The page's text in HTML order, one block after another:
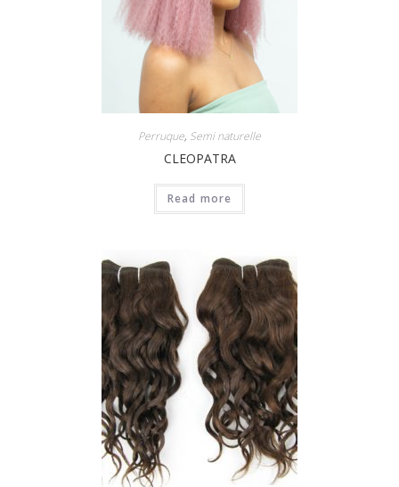
Perruque, Semi naturelle
CLEOPATRA
Read more